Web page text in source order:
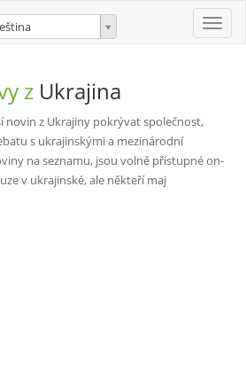
Toggle
z Ukrajina
novin z Ukrajiny pokrývat společnost,
s ukrajinskými a mezinárodní
na seznamu, jsou volně přístupné on-
v ukrajinské, ale někteří maj